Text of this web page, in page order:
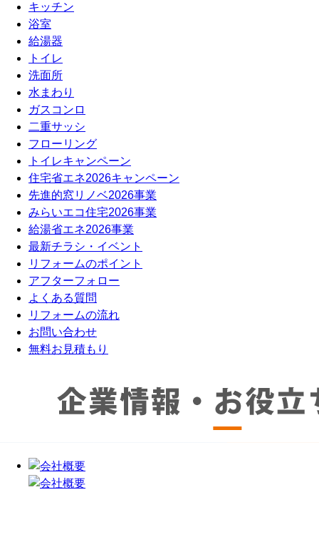
キッチン
浴室
給湯器
トイレ
洗面所
水まわり
ガスコンロ
二重サッシ
フローリング
トイレキャンペーン
住宅省エネ2026キャンペーン
先進的窓リノベ2026事業
みらいエコ住宅2026事業
給湯省エネ2026事業
最新チラシ・イベント
リフォームのポイント
アフターフォロー
よくある質問
リフォームの流れ
お問い合わせ
無料お見積もり